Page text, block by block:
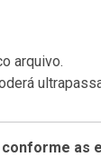
arquivo.